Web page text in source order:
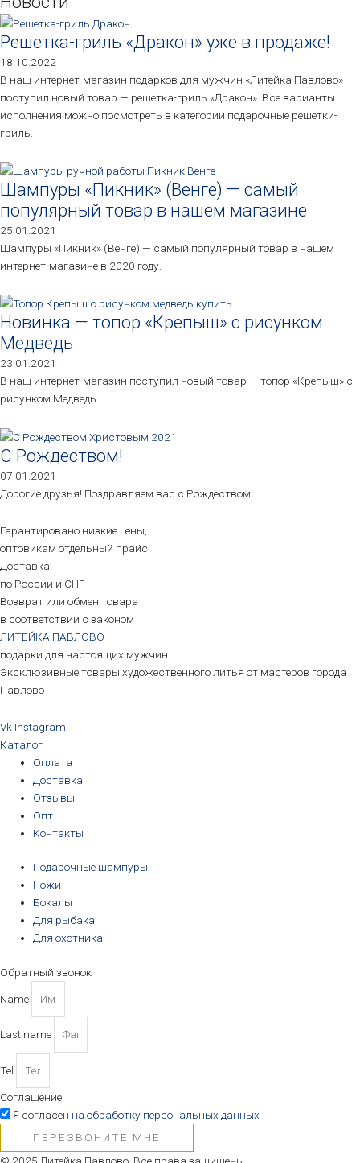
Решетка-гриль «Дракон» уже в продаже!
18.10.2022
В наш интернет-магазин подарков для мужчин «Литейка Павлово»
поступил новый товар — решетка-гриль «Дракон». Все варианты
исполнения можно посмотреть в категории подарочные решетки-
гриль.
Шампуры «Пикник» (Венге) — самый
популярный товар в нашем магазине
25.01.2021
Шампуры «Пикник» (Венге) — самый популярный товар в нашем
интернет-магазине в 2020 году.
Новинка — топор «Крепыш» с рисунком
Медведь
23.01.2021
В наш интернет-магазин поступил новый товар — топор «Крепыш» с
рисунком Медведь
С Рождеством!
07.01.2021
Дорогие друзья! Поздравляем вас с Рождеством!
Гарантировано низкие цены,
оптовикам отдельный прайс
Доставка
по России и СНГ
Возврат или обмен товара
в соответствии с законом
ЛИТЕЙКА ПАВЛОВО
подарки для настоящих мужчин
Эксклюзивные товары художественного литья от мастеров города
Павлово
Vk Instagram
Каталог
Оплата
Доставка
Отзывы
Опт
Контакты
Подарочные шампуры
Ножи
Бокалы
Для рыбака
Для охотника
Обратный звонок
Name
Last name
Tel
Соглашение
Я согласен на обработку персональных данных
ПЕРЕЗВОНИТЕ МНЕ